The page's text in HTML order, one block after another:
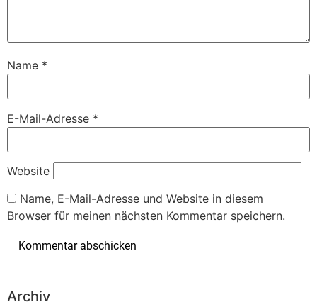
Name *
E-Mail-Adresse *
Website
Name, E-Mail-Adresse und Website in diesem
Browser für meinen nächsten Kommentar speichern.
Archiv